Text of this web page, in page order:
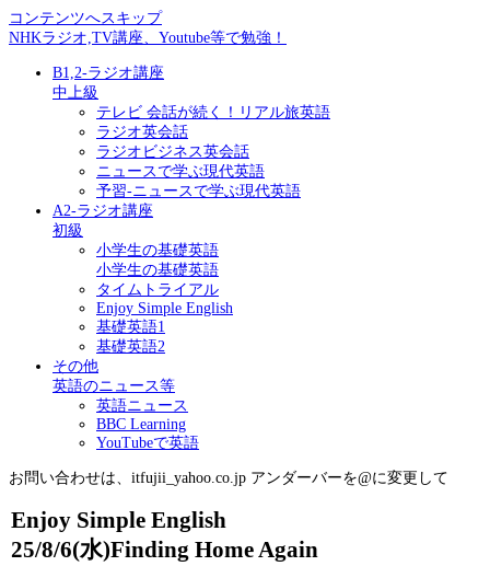
コンテンツへスキップ
NHKラジオ,TV講座、Youtube等で勉強！
B1,2-ラジオ講座
中上級
テレビ 会話が続く！リアル旅英語
ラジオ英会話
ラジオビジネス英会話
ニュースで学ぶ現代英語
予習-ニュースで学ぶ現代英語
A2-ラジオ講座
初級
小学生の基礎英語
小学生の基礎英語
タイムトライアル
Enjoy Simple English
基礎英語1
基礎英語2
その他
英語のニュース等
英語ニュース
BBC Learning
YouTubeで英語
お問い合わせは、itfujii_yahoo.co.jp アンダーバーを@に変更して
Enjoy Simple English
25/8/6(水)Finding Home Again